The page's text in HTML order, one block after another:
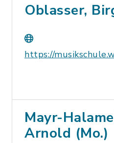
Oblasser,
https://
Mayr-
Arnold (Mo.)